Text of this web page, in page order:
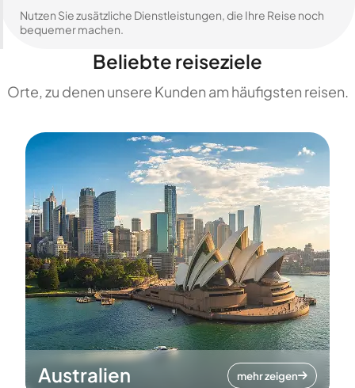
Nutzen Sie zusätzliche Dienstleistungen, die Ihre Reise noch
bequemer machen.
Beliebte reiseziele
Orte, zu denen unsere Kunden am häufigsten reisen.
Australien mehr zeigen